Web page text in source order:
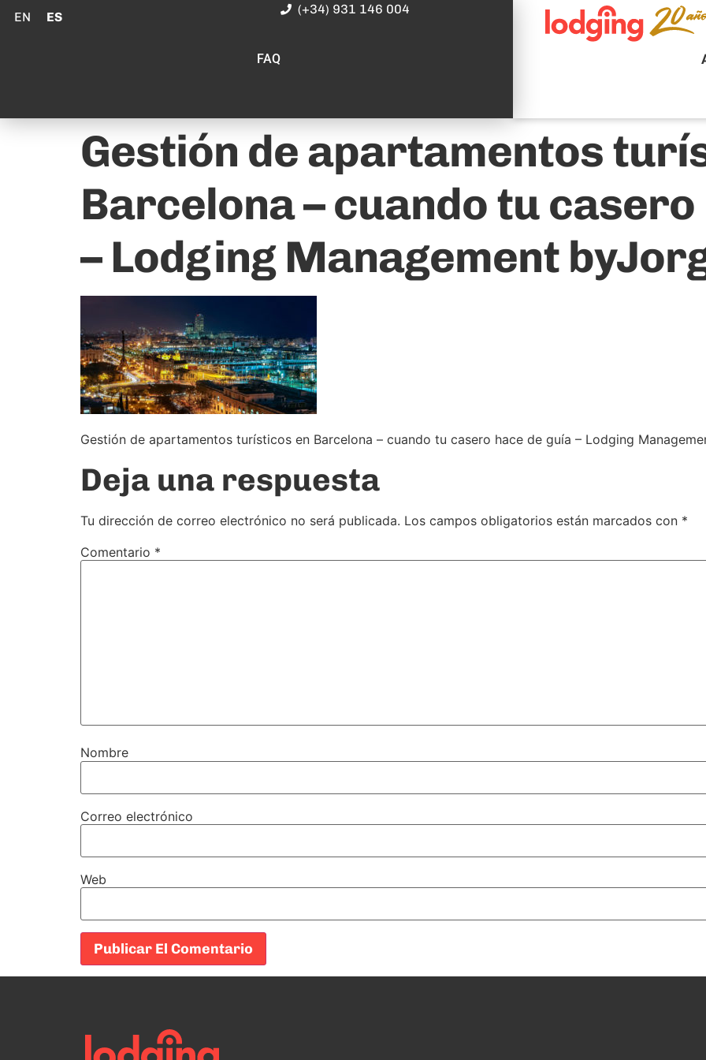
EN ES
FAQ
(+34) 931 146 004
Gestión de apartamentos
Barcelona – cuando tu casero
– Lodging Management
Gestión de apartamentos turísticos en Barcelona – cuando tu casero hace de guía – Lodging
Deja una respuesta
Tu dirección de correo electrónico no será publicada. Los campos obligatorios están marcados con *
Comentario *
Nombre
Correo electrónico
Web